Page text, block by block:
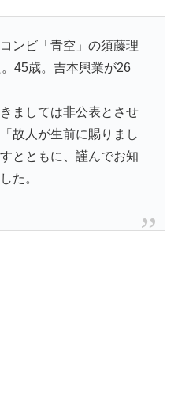
ンビ「青空」の須藤理
45歳。吉本興業が26
ましては非公表とさせ
故人が生前に賜りまし
とともに、謹んでお知
た。